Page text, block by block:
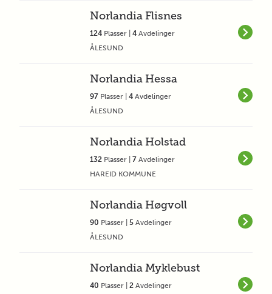
Norlandia Flisnes
124 Plasser | 4 Avdelinger
ÅLESUND
Norlandia Hessa
97 Plasser | 4 Avdelinger
ÅLESUND
Norlandia Holstad
132 Plasser | 7 Avdelinger
HAREID KOMMUNE
Norlandia Høgvoll
90 Plasser | 5 Avdelinger
ÅLESUND
Norlandia Myklebust
40 Plasser | 2 Avdelinger